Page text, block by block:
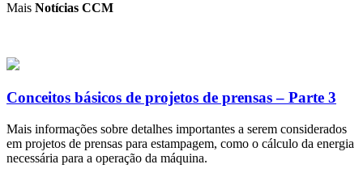
Mais Notícias CCM
Conceitos básicos de projetos de prensas – Parte 3
Mais informações sobre detalhes importantes a serem considerados
em projetos de prensas para estampagem, como o cálculo da energia
necessária para a operação da máquina.